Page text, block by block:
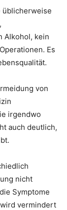
üblicherweise
Alkohol, kein
Es
von
irgendwo
auch deutlich,
nicht
Symptome
vermindert